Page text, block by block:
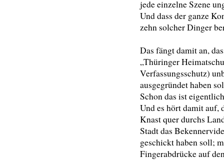
jede einzelne Szene
Und dass der ganze
zehn solcher Dinger
Das fängt damit an,
„Thüringer
Verfassungsschutz)
ausgegründet haben
Schon das ist
Und es hört damit auf,
Knast quer durchs
Stadt das
geschickt haben soll;
Fingerabdrücke auf